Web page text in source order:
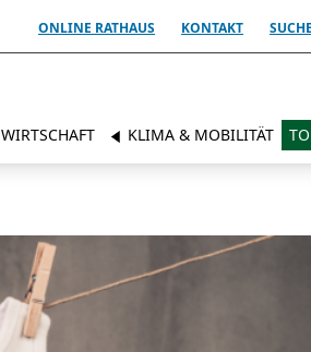
ONLINE RATHAUS KONTAKT SUCHE
WIRTSCHAFT KLIMA & MOBILITÄT